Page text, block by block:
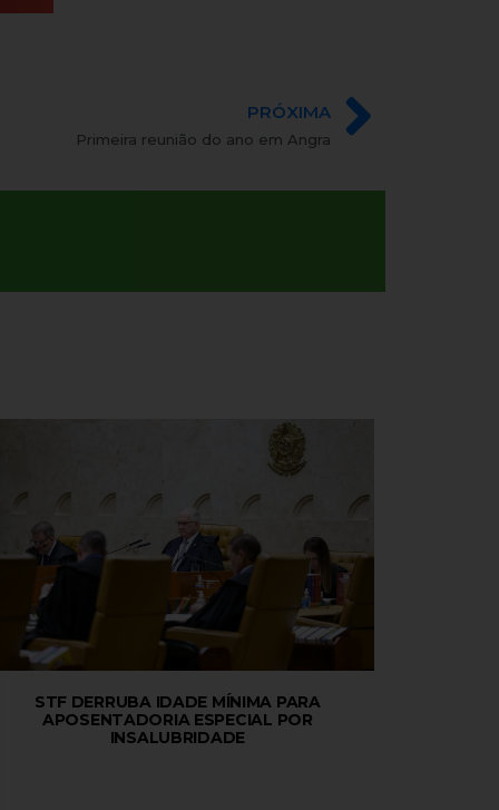
PRÓXIMA
Primeira reunião do ano em Angra
STF DERRUBA IDADE MÍNIMA PARA
APOSENTADORIA ESPECIAL POR
INSALUBRIDADE